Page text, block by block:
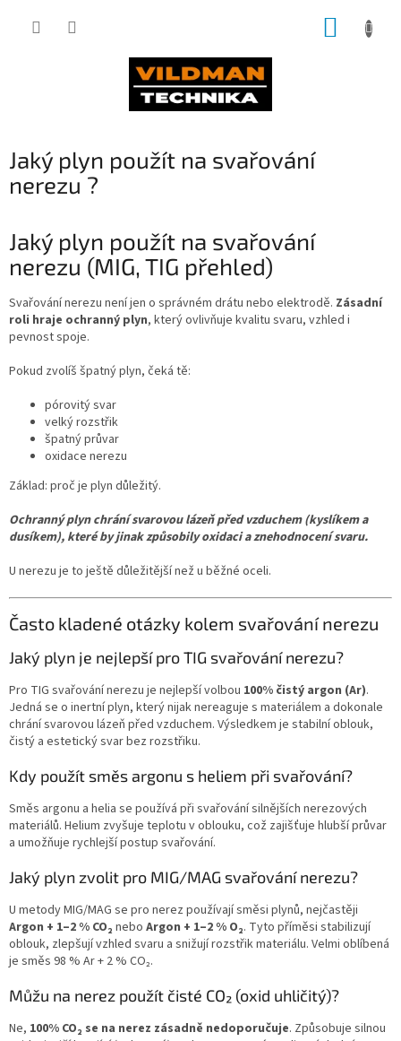
Jaký plyn použít na svařování
nerezu ?
Jaký plyn použít na svařování
nerezu (MIG, TIG přehled)
Svařování nerezu není jen o správném drátu nebo elektrodě. Zásadní
roli hraje ochranný plyn, který ovlivňuje kvalitu svaru, vzhled i
pevnost spoje.
Pokud zvolíš špatný plyn, čeká tě:
pórovitý svar
velký rozstřik
špatný průvar
oxidace nerezu
Základ: proč je plyn důležitý.
Ochranný plyn chrání svarovou lázeň před vzduchem (kyslíkem a
dusíkem), které by jinak způsobily oxidaci a znehodnocení svaru.
U nerezu je to ještě důležitější než u běžné oceli.
Často kladené otázky kolem svařování nerezu
Jaký plyn je nejlepší pro TIG svařování nerezu?
Pro TIG svařování nerezu je nejlepší volbou 100% čistý argon (Ar).
Jedná se o inertní plyn, který nijak nereaguje s materiálem a dokonale
chrání svarovou lázeň před vzduchem. Výsledkem je stabilní oblouk,
čistý a estetický svar bez rozstřiku.
Kdy použít směs argonu s heliem při svařování?
Směs argonu a helia se používá při svařování silnějších nerezových
materiálů. Helium zvyšuje teplotu v oblouku, což zajišťuje hlubší průvar
a umožňuje rychlejší postup svařování.
Jaký plyn zvolit pro MIG/MAG svařování nerezu?
U metody MIG/MAG se pro nerez používají směsi plynů, nejčastěji
Argon + 1–2 % CO₂ nebo Argon + 1–2 % O₂. Tyto příměsi stabilizují
oblouk, zlepšují vzhled svaru a snižují rozstřik materiálu. Velmi oblíbená
je směs 98 % Ar + 2 % CO₂.
Můžu na nerez použít čisté CO₂ (oxid uhličitý)?
Ne, 100% CO₂ se na nerez zásadně nedoporučuje. Způsobuje silnou